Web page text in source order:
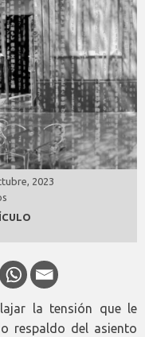
2023
la tensión que le
respaldo del asiento